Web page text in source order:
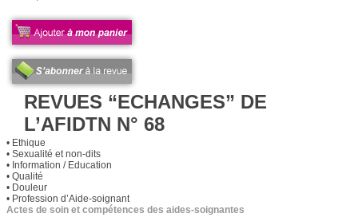
REVUES “ECHANGES” DE
L’AFIDTN N° 68
• Ethique
• Sexualité et non-dits
• Information / Education
• Qualité
• Douleur
• Profession d’Aide-soignant
Actes de soin et compétences des aides-soignantes